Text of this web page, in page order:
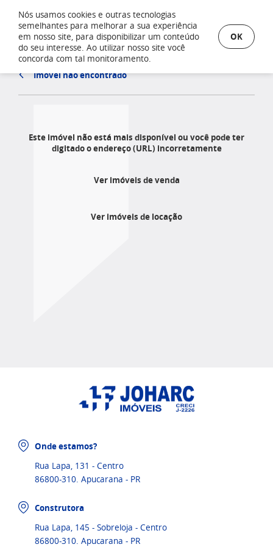
Imóvel não encontrado
Este imóvel não está mais disponível ou você pode ter
digitado o endereço (URL) incorretamente
Ver imóveis de venda
Ver imóveis de locação
Onde estamos?
Rua Lapa, 131 - Centro
86800-310. Apucarana - PR
Construtora
Rua Lapa, 145 - Sobreloja - Centro
86800-310. Apucarana - PR
Nós usamos cookies e outras tecnologias
semelhantes para melhorar a sua experiência
em nosso site, para disponibilizar um conteúdo
do seu interesse. Ao utilizar nosso site você
concorda com tal monitoramento.
OK